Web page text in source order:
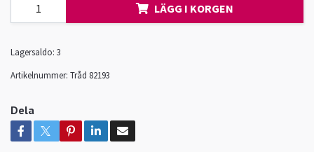
LÄGG I KORGEN
Lagersaldo: 3
Artikelnummer: Tråd 82193
Dela